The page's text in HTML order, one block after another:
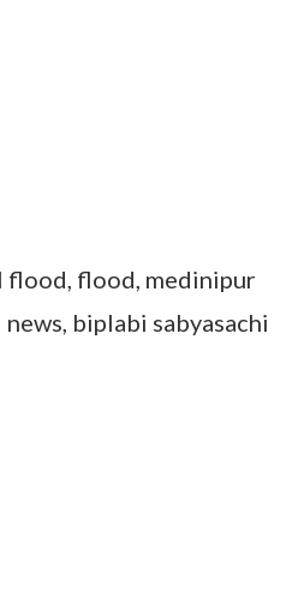
flood, flood, medinipur
biplabi sabyasachi